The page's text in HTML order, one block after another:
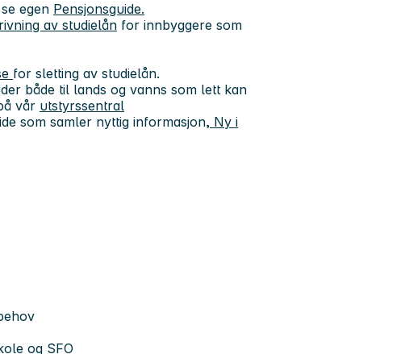
egen Pensjonsguide.
av studielån for innbyggere som
for sletting av studielån.
både til lands og vanns som lett kan
vår utstyrssentral
som samler nyttig informasjon, Ny i
og SFO